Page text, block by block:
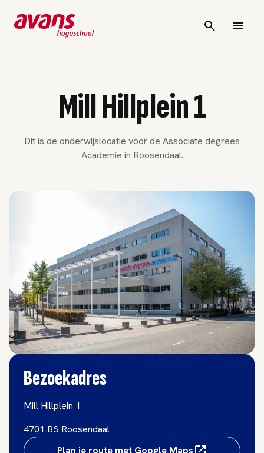
Mill Hillplein 1
Dit is de onderwijslocatie voor de Associate degrees
Academie in Roosendaal.
Bezoekadres
Mill Hillplein 1
4701 BS Roosendaal
Plan je route met Google Maps